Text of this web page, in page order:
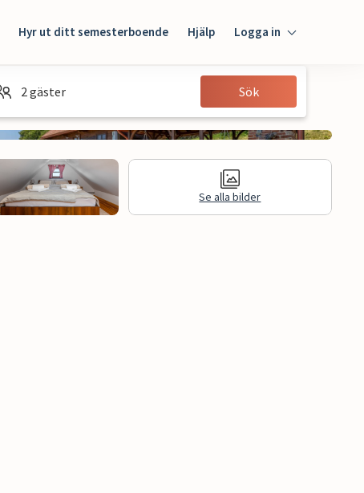
Hyr ut ditt semesterboende Hjälp Logga in
Gäst
2 gäster Sök
Se alla bilder